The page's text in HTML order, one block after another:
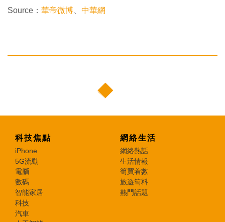
Source： 華帝微博 中華網
科技焦點
iPhone
5G流動
電腦
數碼
智能家居
科技
汽車
網絡生活
網絡熱話
生活情報
筍買着數
旅遊筍料
熱門話題